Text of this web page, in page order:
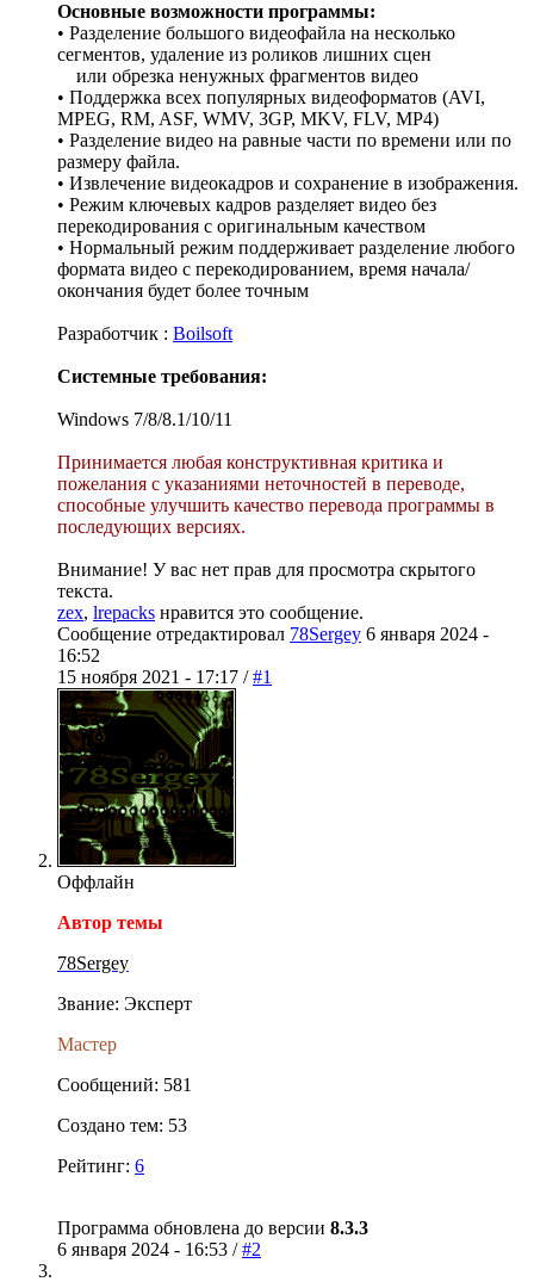
Основные возможности программы:
• Разделение большого видеофайла на несколько
сегментов, удаление из роликов лишних сцен
или обрезка ненужных фрагментов видео
• Поддержка всех популярных видеоформатов (AVI,
MPEG, RM, ASF, WMV, 3GP, MKV, FLV, MP4)
• Разделение видео на равные части по времени или по
размеру файла.
• Извлечение видеокадров и сохранение в изображения.
• Режим ключевых кадров разделяет видео без
перекодирования с оригинальным качеством
• Нормальный режим поддерживает разделение любого
формата видео с перекодированием, время начала/
окончания будет более точным
Разработчик : Boilsoft
Системные требования:
Windows 7/8/8.1/10/11
Принимается любая конструктивная критика и
пожелания с указаниями неточностей в переводе,
способные улучшить качество перевода программы в
последующих версиях.
Внимание! У вас нет прав для просмотра скрытого
текста.
zex, lrepacks нравится это сообщение.
Сообщение отредактировал 78Sergey 6 января 2024 -
16:52
15 ноября 2021 - 17:17 /#1
Оффлайн
Автор темы
78Sergey
Звание: Эксперт
Мастер
Сообщений: 581
Создано тем: 53
Рейтинг: 6
Программа обновлена до версии 8.3.3
6 января 2024 - 16:53 /#2